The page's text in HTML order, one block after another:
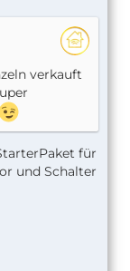
verkauft
für
und Schalter